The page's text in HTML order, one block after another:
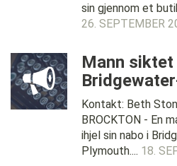
sin gjennom et
26. SEPTEMBER
Mann
Kontakt: Beth
BROCKTON - En
ihjel sin nabo i
Plymouth.... 18.